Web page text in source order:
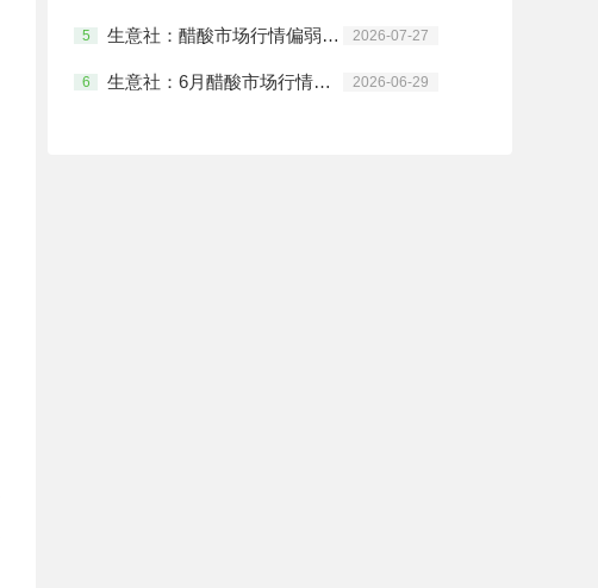
5 生意社：醋酸市场行情偏弱整理 2026-07-27
6 生意社：6月醋酸市场行情先跌后涨 2026-06-29